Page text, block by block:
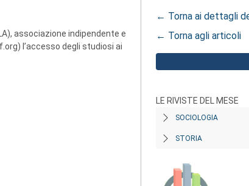
associazione indipendente e
l’accesso degli studiosi ai
← Torna ai dettagli
← Torna agli articoli
LE RIVISTE DEL MESE
SOCIOLOGIA
STORIA